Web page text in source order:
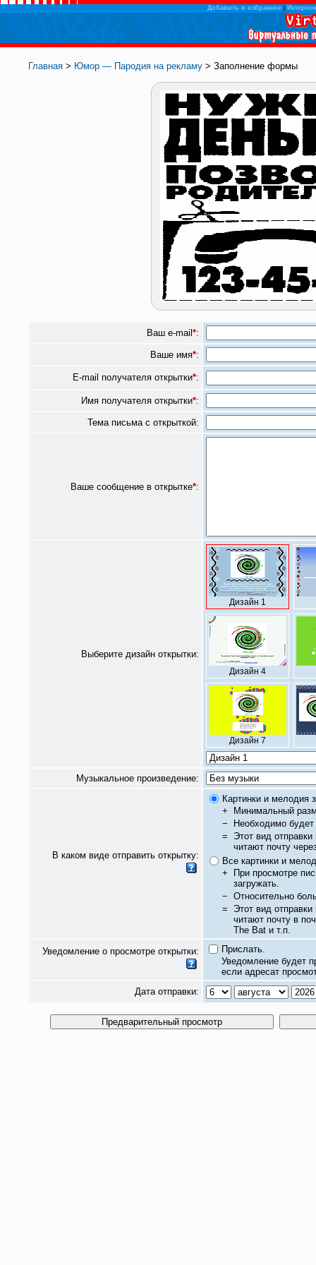
Добавить в избранное|
Главная > Юмор — Пародия на рекламу > Заполнение формы
Ваш e-mail *:
Ваше имя*:
E-mail получателя открытки*:
Имя получателя открытки*:
Тема письма с открыткой:
Ваше сообщение в открытке*:
Выберите дизайн открытки:
Дизайн 1
Дизайн 4
Дизайн 7
Музыкальное произведение:
В каком виде отправить открытку:
Картинки и мелодия
+
Минимальный
−
Необходимо будет
= Этот вид
читают почту
Все картинки и
+
При просмотре
загружать.
− Относительно
= Этот вид
читают почту в
The Bat и т.п.
Уведомление о просмотре открытки:
Прислать.
Уведомление будет
если адресат
Дата отправки: